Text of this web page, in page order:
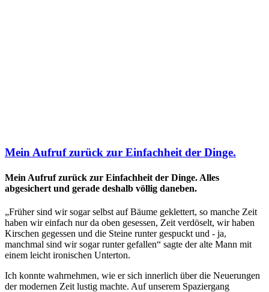
Mein Aufruf zurück zur Einfachheit der Dinge.
Mein Aufruf zurück zur Einfachheit der Dinge. Alles
abgesichert und gerade deshalb völlig daneben.
„Früher sind wir sogar selbst auf Bäume geklettert, so manche Zeit
haben wir einfach nur da oben gesessen, Zeit verdöselt, wir haben
Kirschen gegessen und die Steine runter gespuckt und - ja,
manchmal sind wir sogar runter gefallen“ sagte der alte Mann mit
einem leicht ironischen Unterton.
Ich konnte wahrnehmen, wie er sich innerlich über die Neuerungen
der modernen Zeit lustig machte. Auf unserem Spaziergang